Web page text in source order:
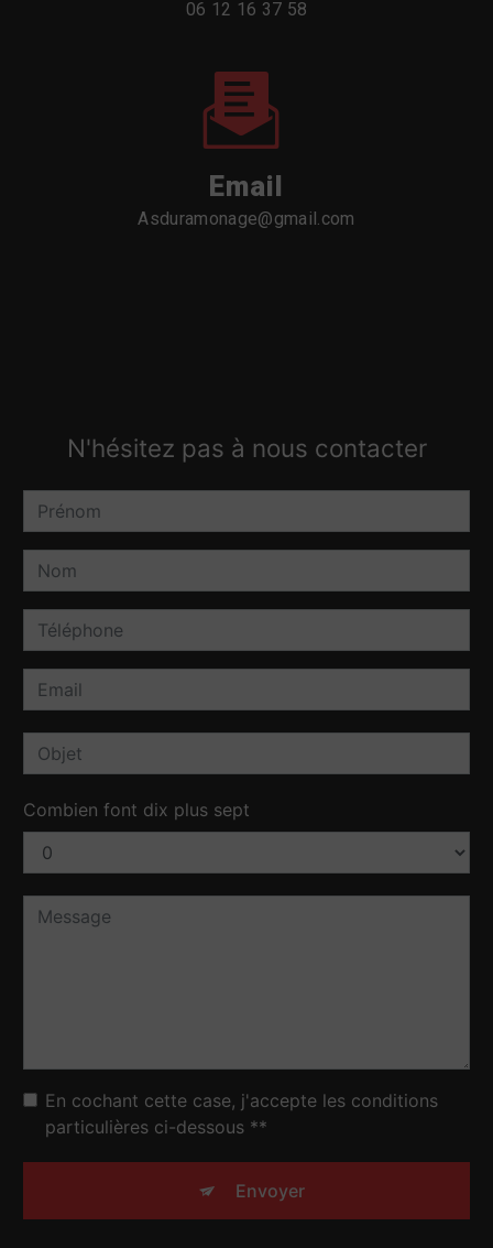
06 12 16 37 58
Email
asduramonage@gmail.com
N'hésitez pas à nous contacter
Combien font dix plus sept
En cochant cette case, j'accepte les conditions
particulières ci-dessous **
Envoyer